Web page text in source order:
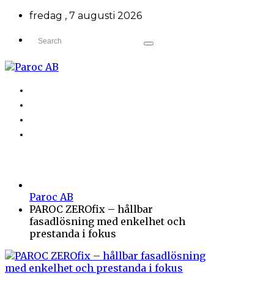
fredag , 7 augusti 2026
Paroc AB
PAROC ZEROfix – hållbar
fasadlösning med enkelhet och
prestanda i fokus